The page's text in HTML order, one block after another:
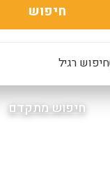
חיפוש
חיפוש רגיל
חיפוש מתקדם